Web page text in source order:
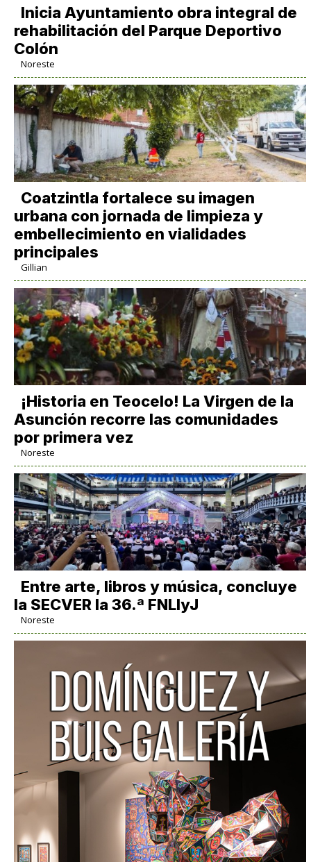
Inicia Ayuntamiento obra integral de
rehabilitación del Parque Deportivo
Colón
Noreste
Coatzintla fortalece su imagen
urbana con jornada de limpieza y
embellecimiento en vialidades
principales
Gillian
​¡Historia en Teocelo! La Virgen de la
Asunción recorre las comunidades
por primera vez
Noreste
Entre arte, libros y música, concluye
la SECVER la 36.ª FNLIyJ
Noreste